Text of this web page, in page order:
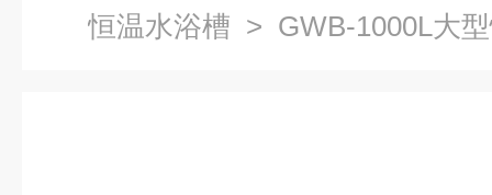
恒温水浴槽 > GWB-1000L大